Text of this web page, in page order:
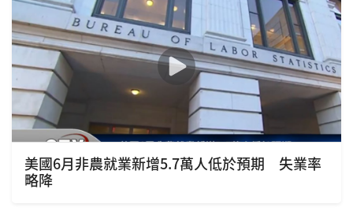
美國6月非農就業新增5.7萬人低於預期 失業率
略降